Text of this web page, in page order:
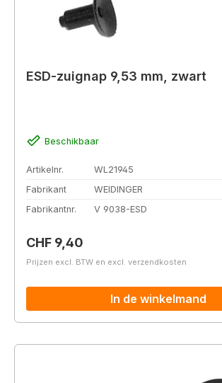
ESD-zuignap 9,53 mm, zwart
Beschikbaar
Artikelnr.
WL21945
Fabrikant
WEIDINGER
Fabrikantnr.
V 9038-ESD
Normale prijs:
CHF 9,40
Prijzen excl. BTW en excl. verzendkosten
In de winkelmand